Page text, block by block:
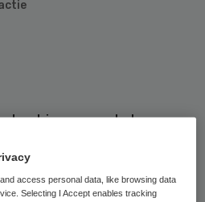
jongeren tot
voor de Statistiek op
het jaar 2016.
access personal data, like browsing data
Selecting I Accept enables tracking